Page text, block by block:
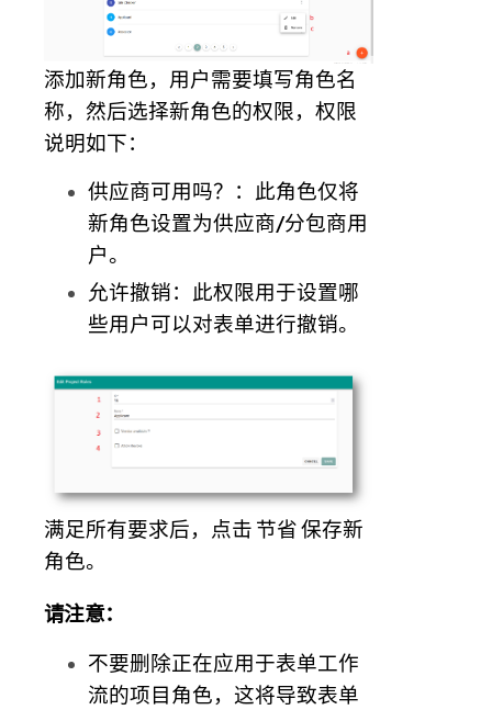
添加新角色，用户需要填写角色名
称，然后选择新角色的权限，权限
说明如下：
供应商可用吗？：此角色仅将
新角色设置为供应商/分包商用
户。
允许撤销：此权限用于设置哪
些用户可以对表单进行撤销。
满足所有要求后，点击 节省保存新
角色。
请注意：
不要删除正在应用于表单工作
流的项目角色，这将导致表单